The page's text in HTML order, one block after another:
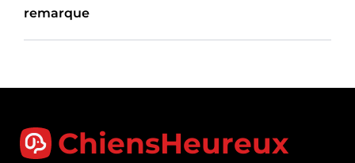
remarque
ChiensHeureux